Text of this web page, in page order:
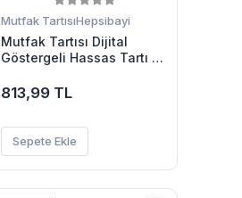
Mutfak TartısıHepsibayi
Mutfak Tartısı Dijital
Göstergeli Hassas Tartı 10
813,99 TL
Sepete Ekle